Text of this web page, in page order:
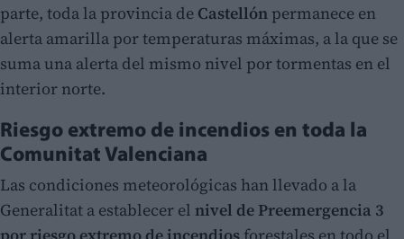
parte, toda la provincia de Castellón permanece en
alerta amarilla por temperaturas máximas, a la que se
suma una alerta del mismo nivel por tormentas en el
interior norte.
Riesgo extremo de incendios en toda la
Comunitat Valenciana
Las condiciones meteorológicas han llevado a la
Generalitat a establecer el nivel de Preemergencia 3